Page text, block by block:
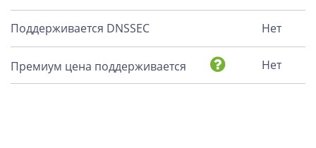
Поддерживается DNSSEC Нет
Премиум цена поддерживается Нет